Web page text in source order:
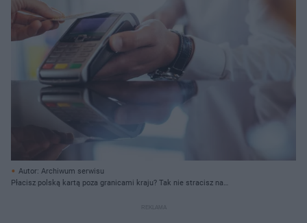
Autor: Archiwum serwisu
Płacisz polską kartą poza granicami kraju? Tak nie stracisz na